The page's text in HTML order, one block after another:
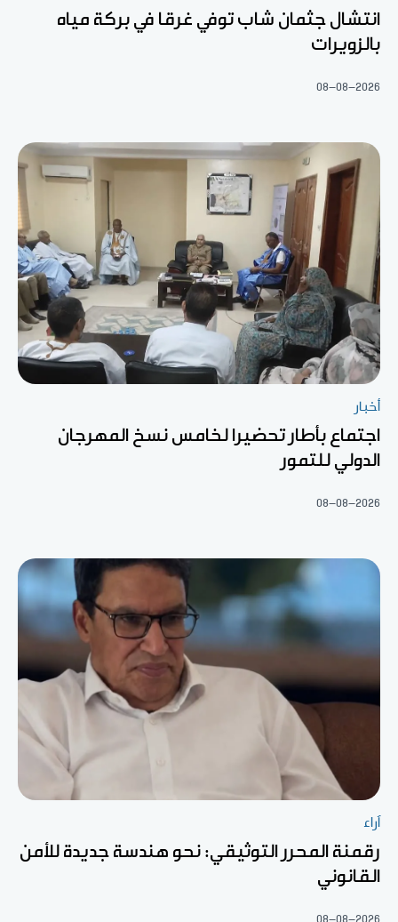
انتشال جثمان شاب توفي غرقا في بركة مياه
بالزويرات
08-08-2026
أخبار
اجتماع بأطار تحضيرا لخامس نسخ المهرجان
الدولي للتمور
08-08-2026
آراء
رقمنة المحرر التوثيقي: نحو هندسة جديدة للأمن
القانوني
08-08-2026